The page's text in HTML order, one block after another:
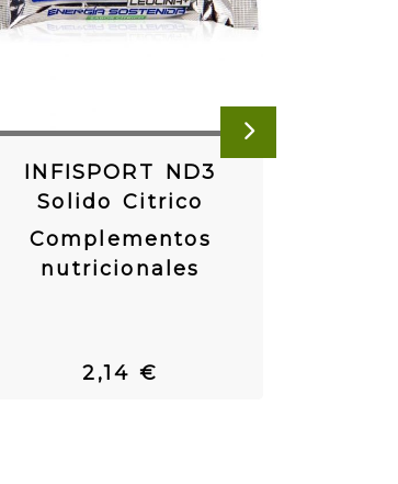
INFISPORT ND3
Solido Citrico
Complementos
nutricionales
2,14 €
SIGUIENTE